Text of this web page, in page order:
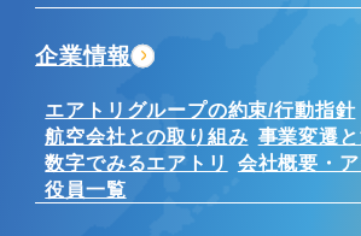
企業情報
エアトリグループの約束/行動指針
航空会社との取り組み 事業変遷
数字でみるエアトリ
会社概要・
役員一覧